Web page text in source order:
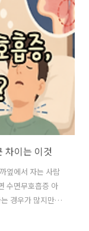
험은 어떻게 되
유만으로 모두 수
료를 함께 받는지
습니다 비중격이
차이는 이것
옆에서 자는 사람
수면무호흡증 아
경우가 많지만
아도 호흡이 비교